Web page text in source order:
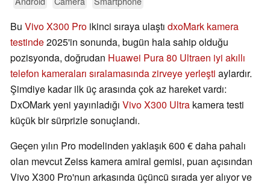
Bu Vivo X300 Pro ikinci sıraya ulaştı dxoMark kamera
testinde2025'in sonunda, bugün hala sahip olduğu
pozisyonda, doğrudan Huawei Pura 80 Ultraen iyi akıllı
telefon kameraları sıralamasında zirveye yerleşti aylardır.
Şimdiye kadar ilk üç arasında çok az hareket vardı:
DxOMark yeni yayınladığı Vivo X300 Ultra kamera testi
küçük bir sürprizle sonuçlandı.
Geçen yılın Pro modelinden yaklaşık 600 € daha pahalı
olan mevcut Zeiss kamera amiral gemisi, puan açısından
Vivo X300 Pro'nun arkasında üçüncü sırada yer alıyor ve